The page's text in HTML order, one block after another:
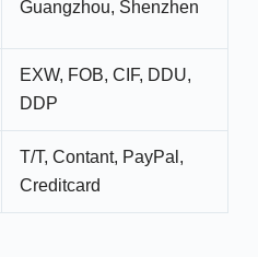
Guangzhou, Shenzhen
EXW, FOB, CIF, DDU,
DDP
T/T, Contant, PayPal,
Creditcard